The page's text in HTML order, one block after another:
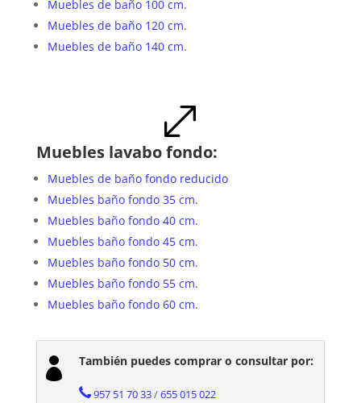
Muebles de baño 100 cm.
Muebles de baño 120 cm.
Muebles de baño 140 cm.
.
Muebles lavabo fondo:
Muebles de baño fondo reducido
Muebles baño fondo 35 cm.
Muebles baño fondo 40 cm.
Muebles baño fondo 45 cm.
Muebles baño fondo 50 cm.
Muebles baño fondo 55 cm.
Muebles baño fondo 60 cm.
 También puedes comprar o consultar por:
957 51 70 33/655 015 022